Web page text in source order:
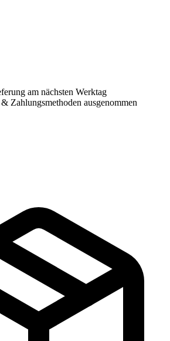
am nächsten Werktag
Zahlungsmethoden ausgenommen